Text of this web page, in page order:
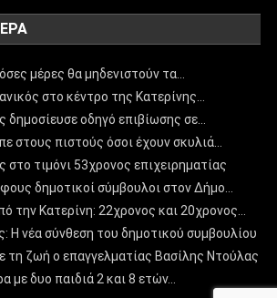
μέρες θα μηδενιστούν τα…
στο κέντρο της Κατερίνης…
οδηγό επιβίωσης σε…
στους πιστούς όσοι έχουν σκυλιά…
στο τιμόνι 53χρονος επιχειρηματίας
δημοτικοί σύμβουλοι στον Δήμο…
την Κατερίνη: 22χρονος και 20χρονος…
Η νέα σύνθεση του δημοτικού συμβουλίου
τη ζωή ο επαγγελματίας Βασίλης Ντούλας
με δυο παιδιά 2 και 8 ετών…